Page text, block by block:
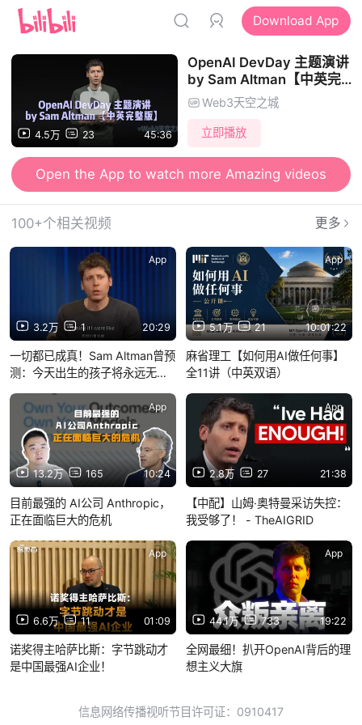
Download App
4.5万 23 45:36
OpenAI DevDay 主题演讲
by Sam Altman【中英完
整版】
Web3天空之城
立即播放
Open the App to watch more Amazing videos
100+个相关视频 更多
3.2万 1 20:29
App
一切都已成真！Sam Altman曾预
测：今天出生的孩子将永远无法
5.1万 21 10:01:22
App
麻省理工【如何用AI做任何事】
全11讲（中英双语）
13.2万 165 10:24
App
目前最强的 AI公司 Anthropic，
正在面临巨大的危机
2.8万 27 21:38
App
【中配】山姆·奥特曼采访失控：
我受够了！ - TheAIGRID
6.6万 11 01:09
App
诺奖得主哈萨比斯：字节跳动才
是中国最强AI企业！
44.1万 733 19:22
App
全网最细！扒开OpenAI背后的理
想主义大旗
信息网络传播视听节目许可证：0910417